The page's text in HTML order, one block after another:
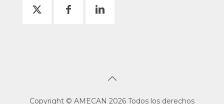
Copyright © AMECAN 2026 Todos los derechos